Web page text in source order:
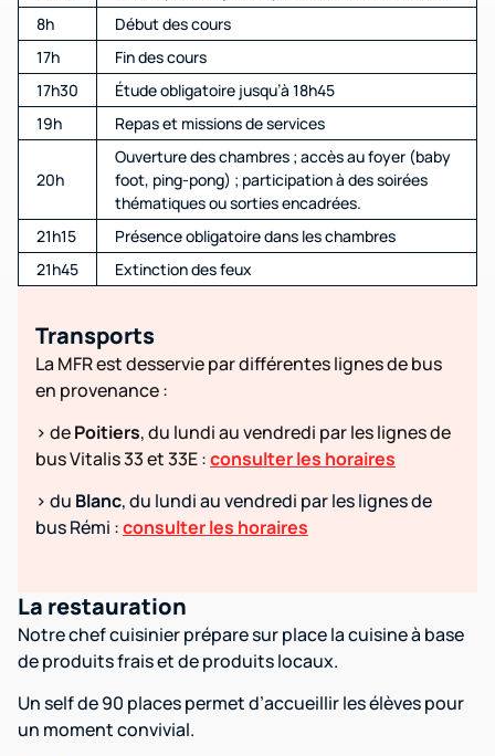
8h
Début des cours
17h
Fin des cours
17h30
Étude obligatoire jusqu’à 18h45
19h
Repas et missions de services
20h
Ouverture des chambres ; accès au foyer (baby
foot, ping-pong) ; participation à des soirées
thématiques ou sorties encadrées.
21h15
Présence obligatoire dans les chambres
21h45
Extinction des feux
Transports
La MFR est desservie par différentes lignes de bus
en provenance :
> dePoitiers, du lundi au vendredi par les lignes de
bus Vitalis 33 et 33E :consulter les horaires
> du Blanc, du lundi au vendredi par les lignes de
bus Rémi :consulter les horaires
La restauration
Notre chef cuisinier prépare sur place la cuisine à base
de produits frais et de produits locaux.
Un self de 90 places permet d’accueillir les élèves pour
un moment convivial.